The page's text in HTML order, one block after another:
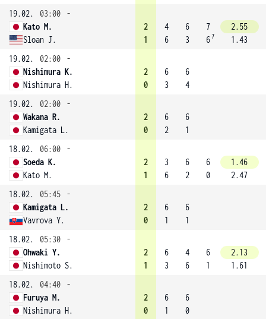
19.02.
03:00
-
Kato M.
Sloan J.
2
1
4
6
6
3
7
67
2.55
1.43
19.02.
02:00
-
Nishimura K.
Nishimura H.
2
0
6
3
6
4
19.02.
02:00
-
Wakana R.
Kamigata L.
2
0
6
2
6
1
18.02.
06:00
-
Soeda K.
Kato M.
2
1
3
6
6
2
6
0
1.46
2.47
18.02.
05:45
-
Kamigata L.
Vavrova Y.
2
0
6
1
6
1
18.02.
05:30
-
Ohwaki Y.
Nishimoto S.
2
1
6
3
4
6
6
1
2.13
1.61
18.02.
04:40
-
Furuya M.
Nishimura H.
2
0
6
1
6
0